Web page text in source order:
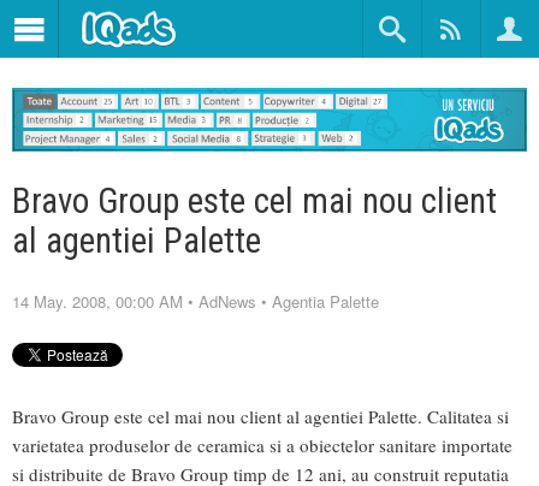
Bravo Group este cel mai nou client
al agentiei Palette
14 May. 2008, 00:00 AM • AdNews • Agentia Palette
Bravo Group este cel mai nou client al agentiei Palette. Calitatea si
varietatea produselor de ceramica si a obiectelor sanitare importate
si distribuite de Bravo Group timp de 12 ani, au construit reputatia